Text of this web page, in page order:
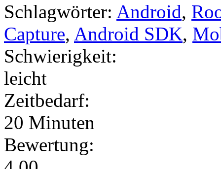
Schlagwörter: Android,
Capture, Android SDK,
Schwierigkeit:
leicht
Zeitbedarf:
20 Minuten
Bewertung: